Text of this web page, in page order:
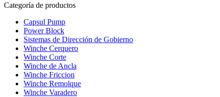
Categoría de productos
Capsul Pump
Power Block
Sistemas de Dirección de Gobierno
Winche Cerquero
Winche Corte
Winche de Ancla
Winche Friccion
Winche Remolque
Winche Varadero